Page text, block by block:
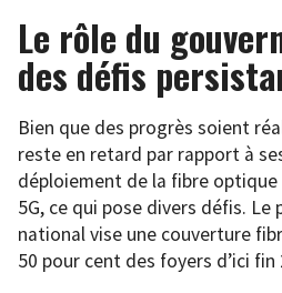
Le rôle du
des défis
Bien que des progrès soient
reste en retard par rapport à
déploiement de la fibre
5G, ce qui pose divers défis.
national vise une couverture
50 pour cent des foyers d’ici fin